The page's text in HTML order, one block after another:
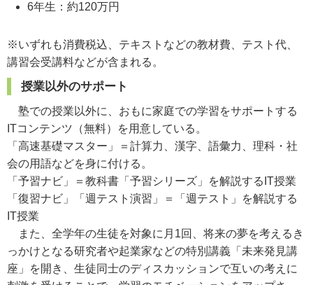
6年生：約120万円
※いずれも消費税込、テキストなどの教材費、テスト代、
講習会受講料などが含まれる。
授業以外のサポート
塾での授業以外に、おもに家庭での学習をサポートする
ITコンテンツ（無料）を用意している。
「高速基礎マスター」＝計算力、漢字、語彙力、理科・社
会の用語などを身に付ける。
「予習ナビ」＝教科書「予習シリーズ」を解説するIT授業
「復習ナビ」「週テスト演習」＝「週テスト」を解説する
IT授業
また、全学年の生徒を対象に月1回、将来の夢を考えるき
っかけとなる研究者や起業家などの特別講義「未来発見講
座」を開き、生徒同士のディスカッションで互いの考えに